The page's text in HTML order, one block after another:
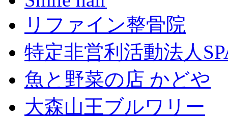
リファイン整骨院
特定非営利活動法人
魚と野菜の店 かどや
大森山王ブルワリー